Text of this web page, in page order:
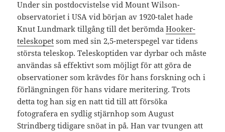
Under sin postdocvistelse vid Mount Wilson-
observatoriet i USA vid början av 1920-talet hade
Knut Lundmark tillgång till det berömdaHooker-
teleskopet som med sin 2,5-meterspegel var tidens
största teleskop. Teleskoptiden var dyrbar och måste
användas så effektivt som möjligt för att göra de
observationer som krävdes för hans forskning och i
förlängningen för hans vidare meritering. Trots
detta tog han sig en natt tid till att försöka
fotografera en sydlig stjärnhop som August
Strindberg tidigare snöat in på. Han var tvungen att